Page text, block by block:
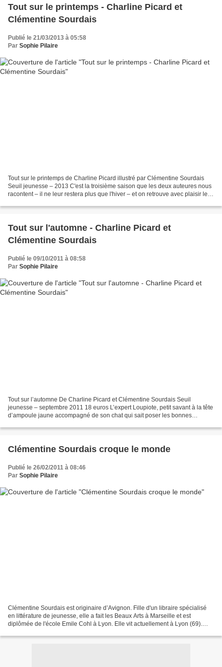
Tout sur le printemps - Charline Picard et
Clémentine Sourdais
Publié le 21/03/2013 à 05:58
Par Sophie Pilaire
Tout sur le printemps de Charline Picard illustré par Clémentine Sourdais
Seuil jeunesse – 2013 C'est la troisième saison que les deux auteures nous
racontent – il ne leur restera plus que l'hiver – et on retrouve avec plaisir le
Tout sur l'automne - Charline Picard et
Clémentine Sourdais
Publié le 09/10/2011 à 08:58
Par Sophie Pilaire
Tout sur l’automne De Charline Picard et Clémentine Sourdais Seuil
jeunesse – septembre 2011 18 euros L’expert Loupiote, petit savant à la tête
d’ampoule jaune accompagné de son chat qui sait poser les bonnes
Clémentine Sourdais croque le monde
Publié le 26/02/2011 à 08:46
Par Sophie Pilaire
Clémentine Sourdais est originaire d’Avignon. Fille d'un libraire spécialisé
en littérature de jeunesse, elle a fait les Beaux Arts à Marseille et est
diplômée de l'école Emile Cohl à Lyon. Elle vit actuellement à Lyon (69).